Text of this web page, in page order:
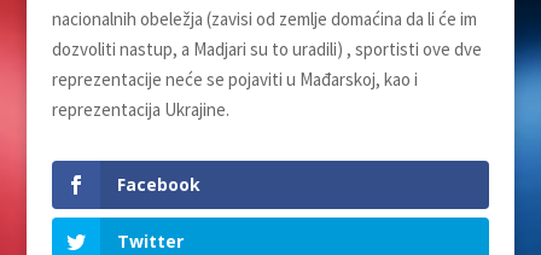
nacionalnih obeležja (zavisi od zemlje domaćina da li će im
dozvoliti nastup, a Madjari su to uradili) , sportisti ove dve
reprezentacije neće se pojaviti u Mađarskoj, kao i
reprezentacija Ukrajine.
Facebook
Twitter